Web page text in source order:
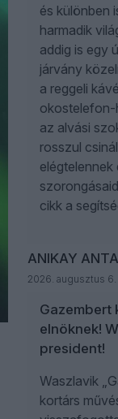
és különben
harmadik
addig is egy
járvány
a reggeli
az alvási
rosszul
elégtelennek
cikk a
ANIKAY
2026. augusztus 6.
Gazembert
elnöknek!
president!
Waszlavik
kortárs